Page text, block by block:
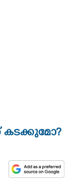
കടക്കുമോ?